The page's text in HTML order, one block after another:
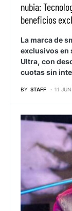
nubia:
beneficios
La marca de
exclusivos en
Ultra, con
cuotas sin
BY STAFF 11